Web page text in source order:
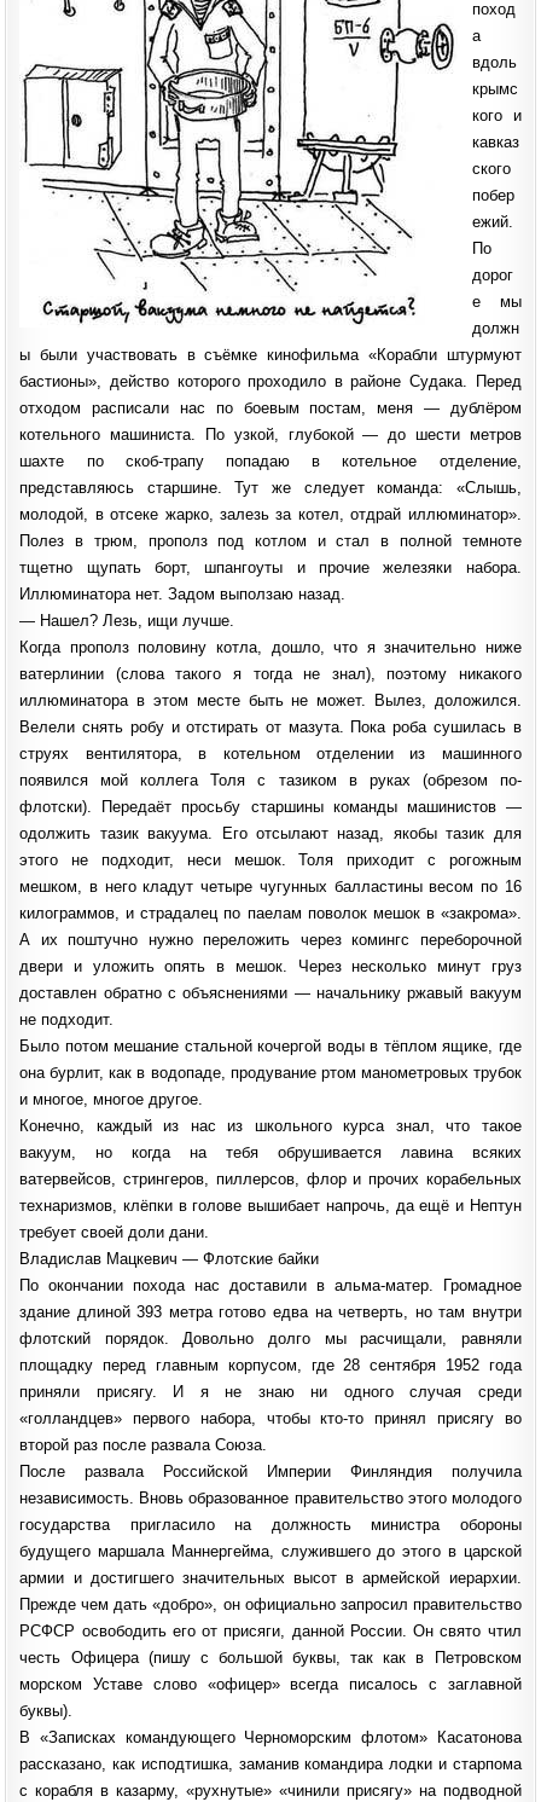
поход
а
вдоль
крымс
кого и
кавказ
ского
побер
ежий.
По
дорог
е мы
должн
ы были участвовать в съёмке кинофильма «Корабли штурмуют
бастионы», действо которого проходило в районе Судака. Перед
отходом расписали нас по боевым постам, меня — дублёром
котельного машиниста. По узкой, глубокой — до шести метров
шахте по скоб-трапу попадаю в котельное отделение,
представляюсь старшине. Тут же следует команда: «Слышь,
молодой, в отсеке жарко, залезь за котел, отдрай иллюминатор».
Полез в трюм, прополз под котлом и стал в полной темноте
тщетно щупать борт, шпангоуты и прочие железяки набора.
Иллюминатора нет. Задом выползаю назад.
— Нашел? Лезь, ищи лучше.
Когда прополз половину котла, дошло, что я значительно ниже
ватерлинии (слова такого я тогда не знал), поэтому никакого
иллюминатора в этом месте быть не может. Вылез, доложился.
Велели снять робу и отстирать от мазута. Пока роба сушилась в
струях вентилятора, в котельном отделении из машинного
появился мой коллега Толя с тазиком в руках (обрезом по-
флотски). Передаёт просьбу старшины команды машинистов —
одолжить тазик вакуума. Его отсылают назад, якобы тазик для
этого не подходит, неси мешок. Толя приходит с рогожным
мешком, в него кладут четыре чугунных балластины весом по 16
килограммов, и страдалец по паелам поволок мешок в «закрома».
А их поштучно нужно переложить через комингс переборочной
двери и уложить опять в мешок. Через несколько минут груз
доставлен обратно с объяснениями — начальнику ржавый вакуум
не подходит.
Было потом мешание стальной кочергой воды в тёплом ящике, где
она бурлит, как в водопаде, продувание ртом манометровых трубок
и многое, многое другое.
Конечно, каждый из нас из школьного курса знал, что такое
вакуум, но когда на тебя обрушивается лавина всяких
ватервейсов, стрингеров, пиллерсов, флор и прочих корабельных
технаризмов, клёпки в голове вышибает напрочь, да ещё и Нептун
требует своей доли дани.
Владислав Мацкевич — Флотские байки
По окончании похода нас доставили в альма-матер. Громадное
здание длиной 393 метра готово едва на четверть, но там внутри
флотский порядок. Довольно долго мы расчищали, равняли
площадку перед главным корпусом, где 28 сентября 1952 года
приняли присягу. И я не знаю ни одного случая среди
«голландцев» первого набора, чтобы кто-то принял присягу во
второй раз после развала Союза.
После развала Российской Империи Финляндия получила
независимость. Вновь образованное правительство этого молодого
государства пригласило на должность министра обороны
будущего маршала Маннергейма, служившего до этого в царской
армии и достигшего значительных высот в армейской иерархии.
Прежде чем дать «добро», он официально запросил правительство
РСФСР освободить его от присяги, данной России. Он свято чтил
честь Офицера (пишу с большой буквы, так как в Петровском
морском Уставе слово «офицер» всегда писалось с заглавной
буквы).
В «Записках командующего Черноморским флотом» Касатонова
рассказано, как исподтишка, заманив командира лодки и старпома
с корабля в казарму, «рухнутые» «чинили присягу» на подводной